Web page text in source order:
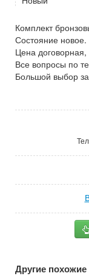
Комплект
Состояние новое.
Цена договорная,
Все вопросы по
Большой выбор
Другие